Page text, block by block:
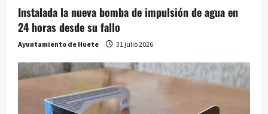
Instalada la nueva bomba de impulsión de agua en
24 horas desde su fallo
Ayuntamiento de Huete 31 julio 2026